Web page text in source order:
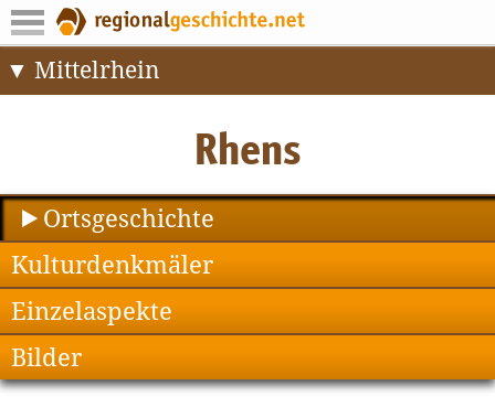
Mittelrhein
Ortsgeschichte
Kulturdenkmäler
Einzelaspekte
Bilder